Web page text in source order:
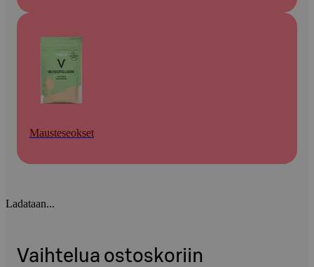
Mausteseokset
Ladataan...
Vaihtelua ostoskoriin